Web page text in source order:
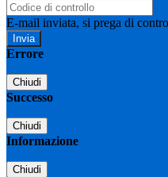
E-mail inviata, si prega di
Errore
Chiudi
Successo
Chiudi
Informazione
Chiudi